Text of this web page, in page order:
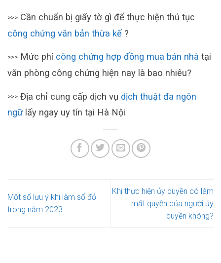
>>> Cần chuẩn bị giấy tờ gì để thực hiện thủ tục
công chứng văn bản thừa kế ?
>>> Mức phí công chứng hợp đồng mua bán nhà tại
văn phòng công chứng hiện nay là bao nhiêu?
>>> Địa chỉ cung cấp dịch vụ dịch thuật đa ngôn
ngữlấy ngay uy tín tại Hà Nội
Một số lưu ý khi làm sổ đỏ
trong năm 2023
Khi thực hiện ủy quyền có làm
mất quyền của người ủy
quyền không?